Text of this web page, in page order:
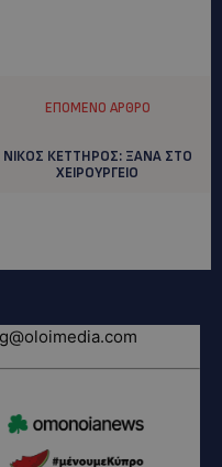
ΕΠΌΜΕΝΟ ΆΡΘΡΟ
ΝΙΚΟΣ ΚΕΤΤΗΡΟΣ: ΞΑΝΑ ΣΤΟ
ΧΕΙΡΟΥΡΓΕΙΟ